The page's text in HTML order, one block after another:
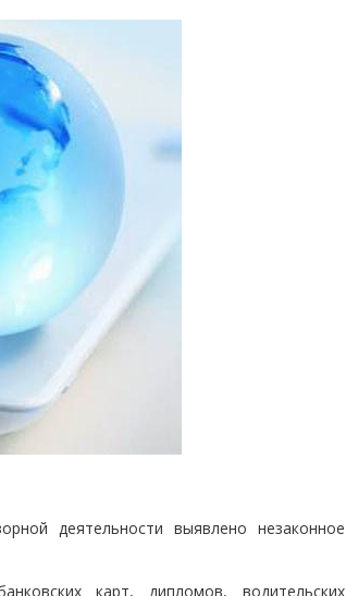
деятельности выявлено незаконное
карт, дипломов, водительских